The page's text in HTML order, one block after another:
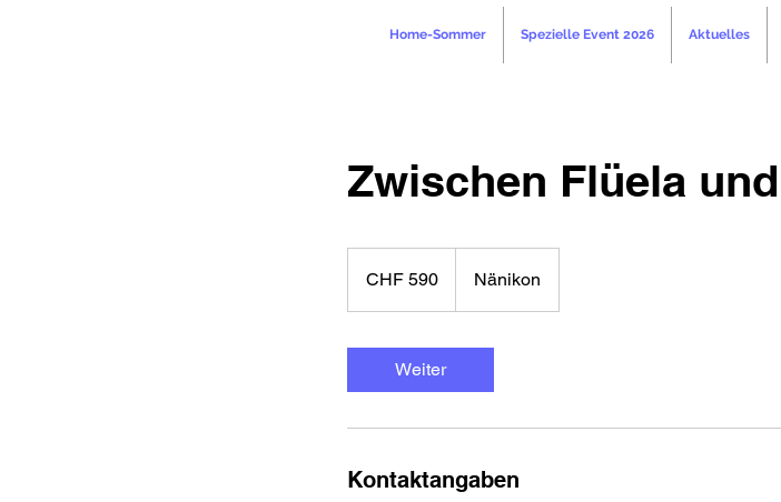
Home-Sommer Spezielle Event 2026 Aktuelles
Zwischen Flüela
Franken
CHF 590 Nänikon
Weiter
Kontaktangaben